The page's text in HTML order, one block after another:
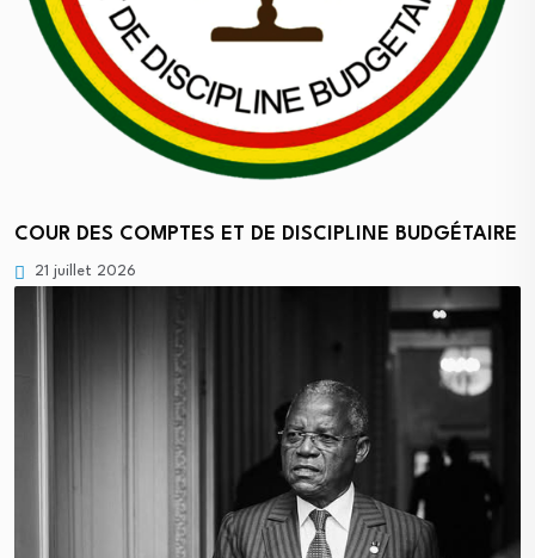
COUR DES COMPTES ET DE DISCIPLINE BUDGÉTAIRE
21 juillet 2026